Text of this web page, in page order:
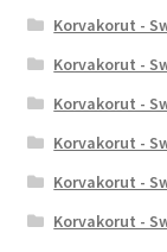
Korvakorut -
Korvakorut -
Korvakorut -
Korvakorut -
Korvakorut -
Korvakorut -